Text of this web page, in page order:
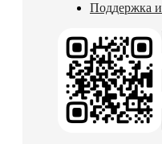
Поддержка